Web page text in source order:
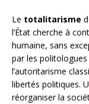
Le totalitarisme
l’État cherche à
humaine, sans
par les
l’autoritarisme
libertés politiques.
réorganiser la